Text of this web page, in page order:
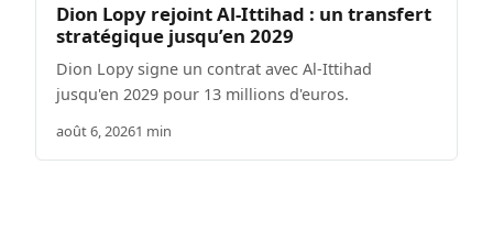
Dion Lopy rejoint Al-Ittihad : un transfert
stratégique jusqu’en 2029
Dion Lopy signe un contrat avec Al-Ittihad
jusqu'en 2029 pour 13 millions d'euros.
août 6, 20261 min